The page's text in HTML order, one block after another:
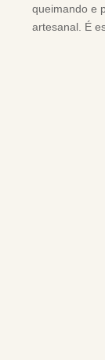
queimando e
artesanal. É